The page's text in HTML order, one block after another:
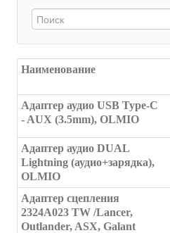
Наименование
Адаптер аудио USB Type-C
- AUX (3.5mm), OLMIO
Адаптер аудио DUAL
Lightning (аудио+зарядка),
OLMIO
Адаптер сцепления
2324A023 TW /Lancer,
Outlander, ASX, Galant